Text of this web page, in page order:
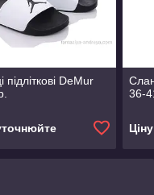
підліткові DeMur
36-